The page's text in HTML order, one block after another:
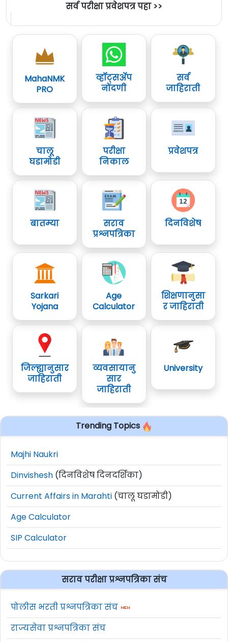
सर्व परीक्षा प्रवेशपत्र पहा >>
MahaNMK
PRO
व्हॉट्सॲप
नोंदणी
सर्व
जाहिराती
चालू
घडामोडी
परीक्षा
निकाल
प्रवेशपत्र
बातम्या
सराव
प्रश्नपत्रिका
दिनविशेष
Sarkari
Yojana
Age
Calculator
शिक्षणानुसा
र जाहिराती
जिल्ह्यानुसार
जाहिराती
व्यवसायानु
सार
जाहिराती
University
Trending Topics
Majhi Naukri
Dinvishesh (दिनविशेष दिनदर्शिका)
Current Affairs in Marahti (चालू घडामोडी)
Age Calculator
SIP Calculator
सराव परीक्षा प्रश्नपत्रिका संच
पोलीस भरती प्रश्नपत्रिका संच
राज्यसेवा प्रश्नपत्रिका संच